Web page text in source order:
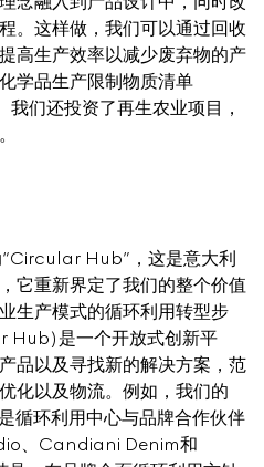
。这样做，我们可以通过回收
高生产效率以减少废弃物的产
学品生产限制物质清单
们还投资了再生农业项目，
Hub”，这是意大利
它重新界定了我们的整个价值
生产模式的循环利用转型步
Hub)是一个开放式创新平
品以及寻找新的解决方案，范
化以及物流。例如，我们的
循环利用中心与品牌合作伙伴
、Candiani Denim和